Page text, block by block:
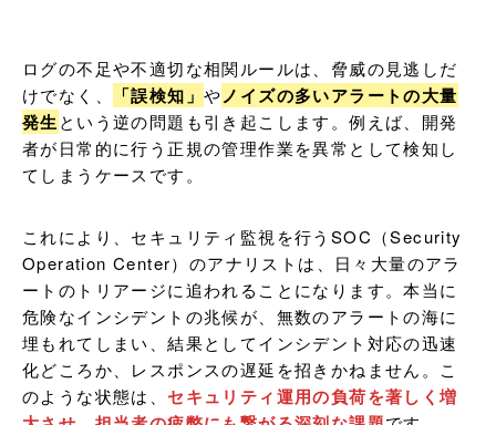
ログの不足や不適切な相関ルールは、脅威の見逃しだ
けでなく、
「誤検知」 やノイズの多いアラートの大量
発生という逆の問題も引き起こします。例えば、開発
者が日常的に行う正規の管理作業を異常として検知し
てしまうケースです。
これにより、セキュリティ監視を行うSOC（Security
Operation Center）のアナリストは、日々大量のアラ
ートのトリアージに追われることになります。本当に
危険なインシデントの兆候が、無数のアラートの海に
埋もれてしまい、結果としてインシデント対応の迅速
化どころか、レスポンスの遅延を招きかねません。こ
のような状態は、 セキュリティ運用の負荷を著しく増